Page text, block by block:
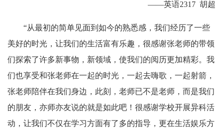
——英语2317 胡超
“从最初的简单见面到如今的熟悉感，我们经历了一些
美好的时光，让我们的生活富有乐趣，很感谢张老师的带领
们探索了许多新事物，新领域，使我们的阅历更加精彩。我
们也享受和张老师在一起的时光，一起去嗨歌，一起射箭，
张老师陪伴在我们身边，此刻，老师已不是老师，而是我们
的朋友，亦师亦友说的就是如此吧！很感谢学校开展异科活
动，让我们不仅在学习方面有了多的指导，更在生活娱乐方